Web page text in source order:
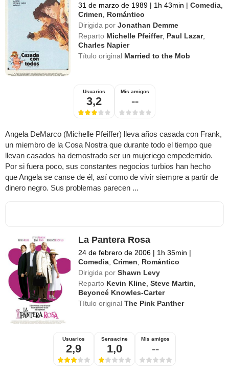
31 de marzo de 1989 | 1h 43min | Comedia
Crimen
Romántico
Dirigida por Jonathan Demme
Reparto Michelle Pfeiffer, Paul Lazar,
Charles Napier
Título original Married to the Mob
Usuarios
3,2
Mis amigos
--
Angela DeMarco (Michelle Pfeiffer) lleva años casada con Frank,
un miembro de la Cosa Nostra que durante todo el tiempo que
llevan casados ha demostrado ser un mujeriego empedernido.
Por si fuera poco, sus constantes negocios turbios han hecho
que Angela se canse de él, así como de vivir siempre a partir de
dinero negro. Sus problemas parecen ...
La Pantera Rosa
24 de febrero de 2006 | 1h 35min |
Comedia ,Crimen
Romántico
Dirigida por Shawn Levy
Reparto Kevin Kline ,Steve Martin
Beyoncé Knowles-Carter
Título originalThe Pink Panther
Usuarios
2,9
Sensacine
1,0
Mis amigos
--